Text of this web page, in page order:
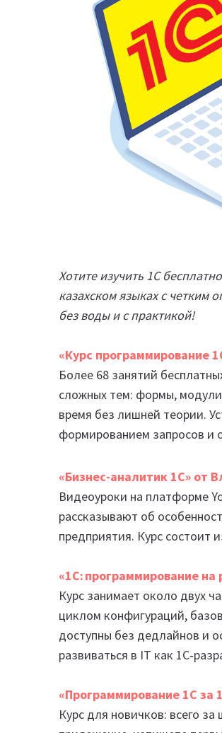
Хотите изучить 1С
казахском языках с четким
без воды и с практикой!
«Курс программирование
Более 68 занятий
сложных тем: формы,
время без лишней теории.
формированием запросов и
«Бизнес-аналитик 1С» от
Видеоуроки на платформе
рассказывают об
предприятия. Курс состоит
«1С: программирование на
Курс занимает около двух
циклом конфигураций,
доступны без дедлайнов и
развиваться в IT как
«Программирование 1С за
Курс для новичков: всего